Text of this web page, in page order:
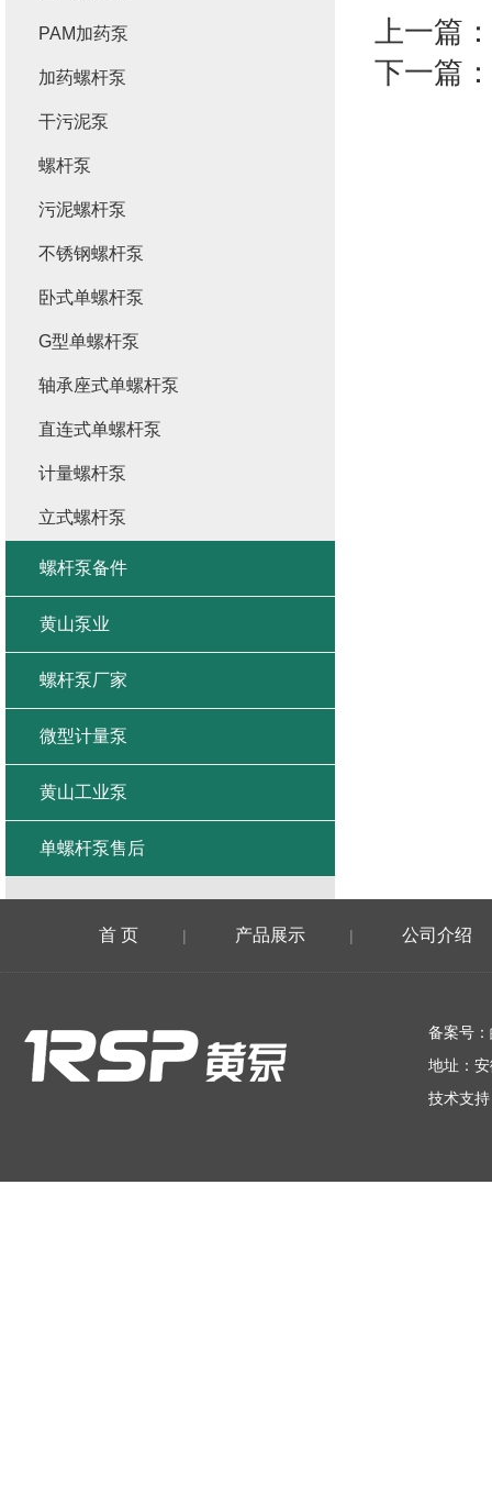
上一篇：
下一篇：
PAM加药泵
加药螺杆泵
干污泥泵
螺杆泵
污泥螺杆泵
不锈钢螺杆泵
卧式单螺杆泵
G型单螺杆泵
轴承座式单螺杆泵
直连式单螺杆泵
计量螺杆泵
立式螺杆泵
螺杆泵备件
黄山泵业
螺杆泵厂家
微型计量泵
黄山工业泵
单螺杆泵售后
首 页 | 产品展示 | 公司介绍
备案号：
地址：
技术支